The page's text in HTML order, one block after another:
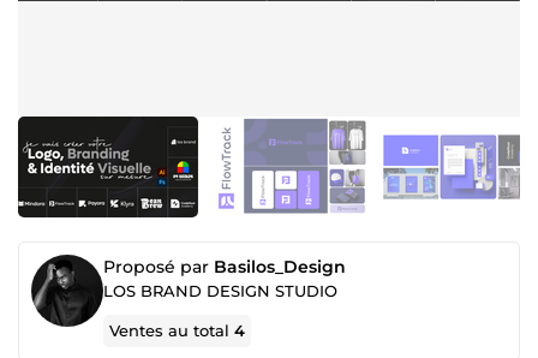
Proposé par Basilos_Design
LOS BRAND DESIGN STUDIO
Ventes au total4